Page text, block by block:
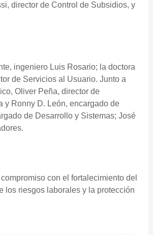
director de Control de Subsidios, y
ingeniero Luis Rosario; la doctora
de Servicios al Usuario. Junto a
Oliver Peña, director de
y Ronny D. León, encargado de
de Desarrollo y Sistemas; José
con el fortalecimiento del
los riesgos laborales y la protección